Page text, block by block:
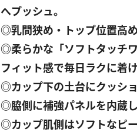
へプッシュ。
◎乳間狭め・トップ位置高
◎柔らかな「ソフトタッチ
フィット感で毎日ラクに着け
◎カップ下の土台にクッシ
◎脇側に補強パネルを内蔵
◎カップ肌側はソフトなピー